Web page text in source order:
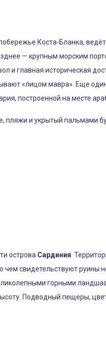
Коста-Бланка,
— крупным морским
и главная историческая
«лицом мавра». Еще
построенной на месте
пляжи и укрытый пальмами
острова Сардиния .
свидетельствуют руины
горными
Подводный пещеры,